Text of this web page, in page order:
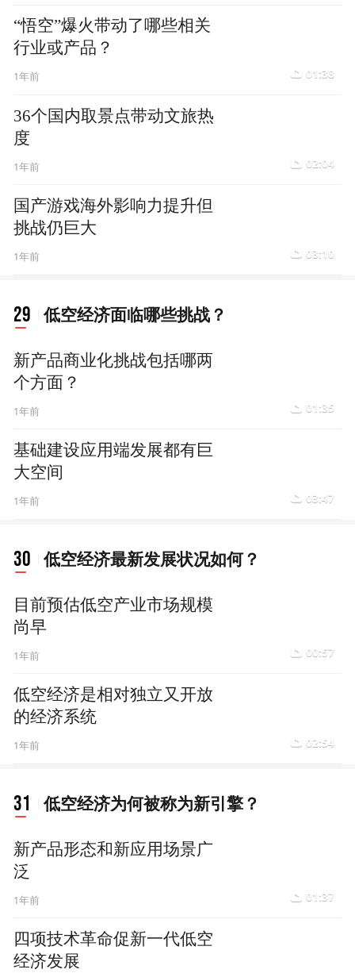
“悟空”爆火带动了哪些相关
行业或产品？
1年前 01:38
36个国内取景点带动文旅热
度
1年前 02:04
国产游戏海外影响力提升但
挑战仍巨大
1年前 03:10
29 低空经济面临哪些挑战？
新产品商业化挑战包括哪两
个方面？
1年前 01:35
基础建设应用端发展都有巨
大空间
1年前 03:47
30 低空经济最新发展状况如何？
目前预估低空产业市场规模
尚早
1年前 00:57
低空经济是相对独立又开放
的经济系统
1年前 02:54
31 低空经济为何被称为新引擎？
新产品形态和新应用场景广
泛
1年前 01:37
四项技术革命促新一代低空
经济发展